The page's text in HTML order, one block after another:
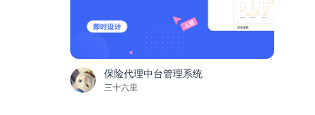
保险代理中台管理系统
三十六里